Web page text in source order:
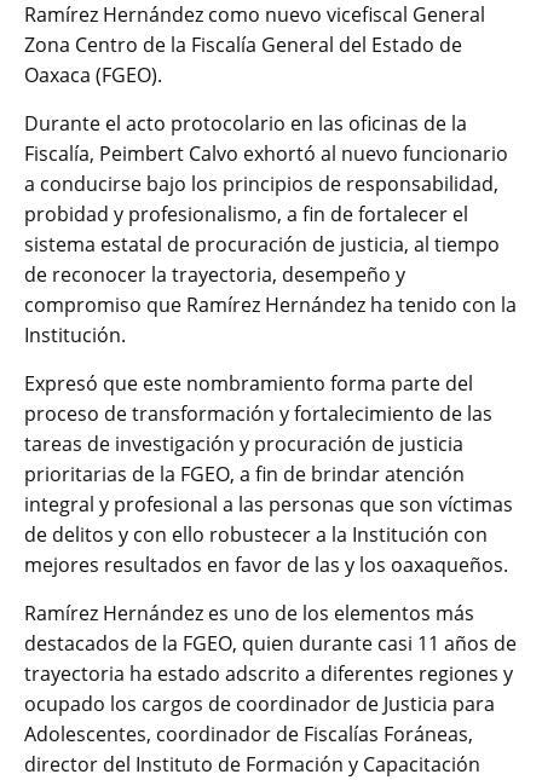
Ramírez Hernández como nuevo vicefiscal General
Zona Centro de la Fiscalía General del Estado de
Oaxaca (FGEO).
Durante el acto protocolario en las oficinas de la
Fiscalía, Peimbert Calvo exhortó al nuevo funcionario
a conducirse bajo los principios de responsabilidad,
probidad y profesionalismo, a fin de fortalecer el
sistema estatal de procuración de justicia, al tiempo
de reconocer la trayectoria, desempeño y
compromiso que Ramírez Hernández ha tenido con la
Institución.
Expresó que este nombramiento forma parte del
proceso de transformación y fortalecimiento de las
tareas de investigación y procuración de justicia
prioritarias de la FGEO, a fin de brindar atención
integral y profesional a las personas que son víctimas
de delitos y con ello robustecer a la Institución con
mejores resultados en favor de las y los oaxaqueños.
Ramírez Hernández es uno de los elementos más
destacados de la FGEO, quien durante casi 11 años de
trayectoria ha estado adscrito a diferentes regiones y
ocupado los cargos de coordinador de Justicia para
Adolescentes, coordinador de Fiscalías Foráneas,
director del Instituto de Formación y Capacitación